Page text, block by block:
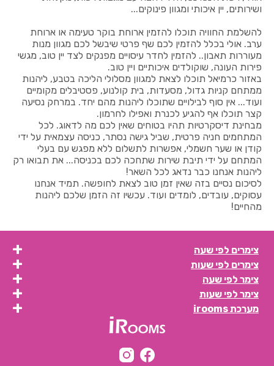
ושירותים, יין איכותי ומגוון פינוקים...
להשלמת החוויה תוכלו להזמין ארוחת בוקר טעימה או ארוחת
ערב. אולי בכלל להזמין לכם שף פרטי שיבשל לכם מגוון מנות
מעוררות תאבון.. להזמין לחדר עיסויים מפנקים לצד יין טוב, מגשי
פירות העונה, שוקולדים איכותיים ויין טוב.
באזור כרמיאל תוכלו לצאת למגוון מסלולי הליכה בטבע, ליהנות
ממתחם קניות גדול, מסעדות, בית קולנוע, פסטיבלים מקומיים
ועוד... אין סוף לבילויים שתוכלו ליהנות מהם יחד. במרחק נסיעה
קצר תוכלו אף להגיע לכנרת ואפילו לחרמון.
מבחינת דיסקרטיות תהיו בטוחים שאין לכם מה לדאוג. לכל
המתחמים חניה פרטית, שביל גישה נסתר, כניסה עצמאית על ידי
קודן או שער חשמלי, אפשרות לתשלום ללא מפגש עם בעלי
המתחם על ידי תיבת שירות שתחכה לכם בכניסה... את תבואו רק
ליהנות אנחנו כבר נדאג לכל השאר!
לסיכום נסיים בזה שאין זמן טוב לצאת לחופשה. תמיד אנחנו
עסוקים, עובדים, לומדים ועוד. עכשיו זה הזמן שלכם ליהנות
מהחיים!
צימרים לפי שעה
צימרים לפי שעות
צימר לפי שעה
צימר לפי שעות
מערכת irooms